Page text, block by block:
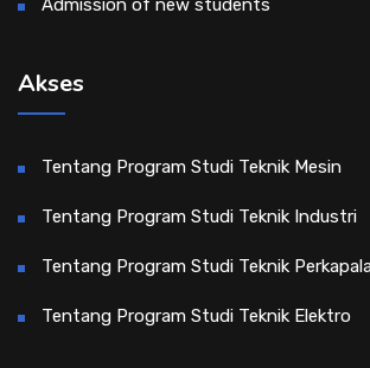
Admission of new students
Akses
Tentang Program Studi Teknik Mesin
Tentang Program Studi Teknik Industri
Tentang Program Studi Teknik
Tentang Program Studi Teknik Elektro